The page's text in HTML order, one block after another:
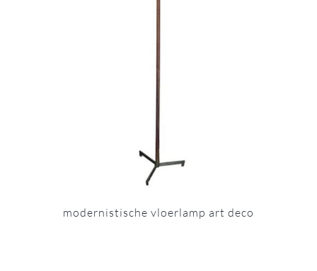
modernistische vloerlamp art deco